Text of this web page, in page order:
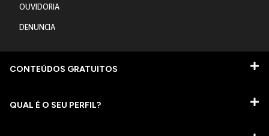
OUVIDORIA
DENUNCIA
CONTEÚDOS GRATUITOS
QUAL É O SEU PERFIL?